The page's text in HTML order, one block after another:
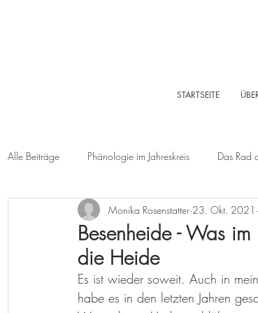
STARTSEITE
Alle Beiträge Phänologie im Jahreskreis Das Rad
Herbst Winter Log-Buch
Lebensleichte Ernährung
Besenheide - Was
die Heide
Monika Rosenstatter 23. Okt. 2021
Es ist wieder soweit. Auch in
habe es in den letzten Jahren